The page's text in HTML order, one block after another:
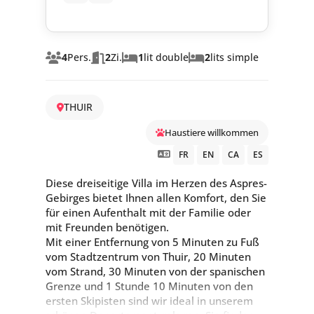
4Pers. 2Zi. 1lit double 2lits simple
THUIR
Haustiere willkommen
FR EN CA ES
Diese dreiseitige Villa im Herzen des Aspres-
Gebirges bietet Ihnen allen Komfort, den Sie
für einen Aufenthalt mit der Familie oder
mit Freunden benötigen.
Mit einer Entfernung von 5 Minuten zu Fuß
vom Stadtzentrum von Thuir, 20 Minuten
vom Strand, 30 Minuten von der spanischen
Grenze und 1 Stunde 10 Minuten von den
ersten Skipisten sind wir ideal in unserem